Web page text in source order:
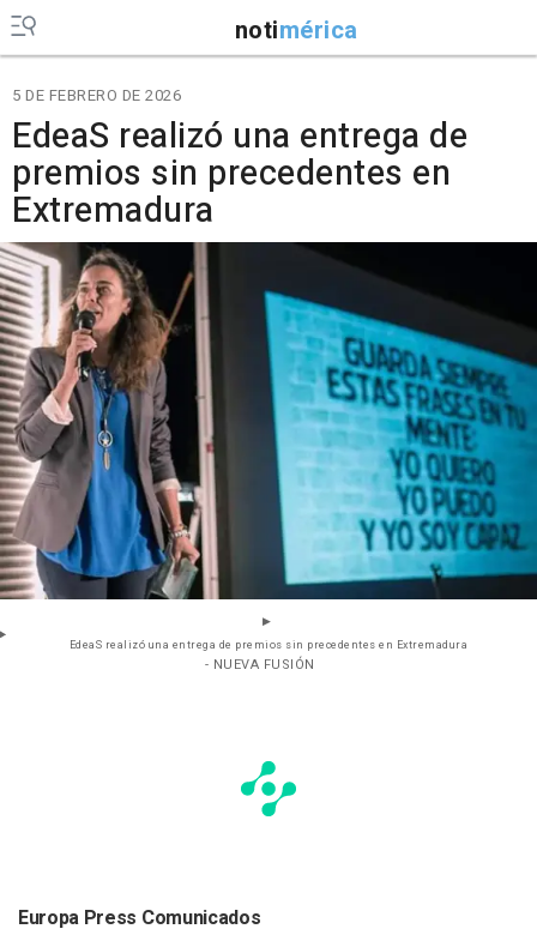
notimérica
5 DE FEBRERO DE 2026
EdeaS realizó una entrega de
premios sin precedentes en
Extremadura
EdeaS realizó una entrega de premios sin precedentes en Extremadura
- NUEVA FUSIÓN
Europa Press Comunicados